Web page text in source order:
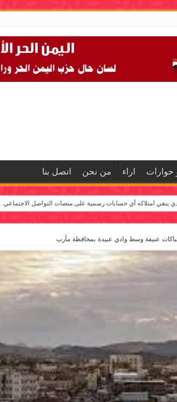
حوارات اراء من نحن اتصل بنا
ينفي امتلاكه أي حسابات رسمية على منصات التواصل الاجتماعي .
عنيفة وسط وادي عبيدة بمحافظة مأرب